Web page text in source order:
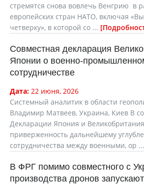
стремятся снова вовлечь Венгрию в
европейских стран НАТО, включая
четверку», в которой со ...
Совместная декларация
Японии о военно-
сотрудничестве
Дата: 22 июня, 2026
Системный аналитик в области
Владимир Матвеев, Украина, Киев В
Декларации Япония и
приверженность дальнейшему
сотрудничества между военными, ор ...
В ФРГ помимо совместного с
производства дронов